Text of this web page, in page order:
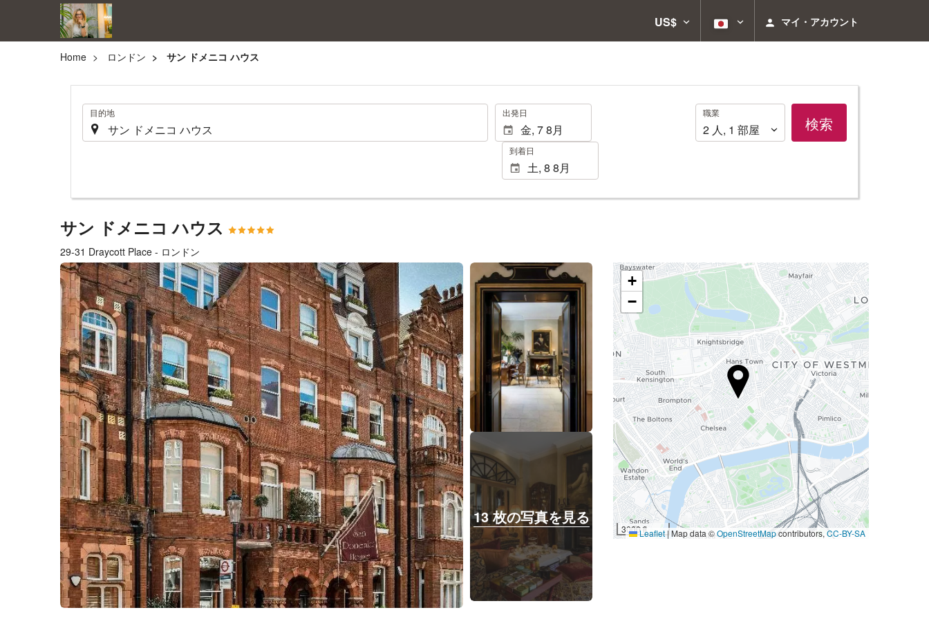
US$ マイ・アカウント
Home ロンドン サン ドメニコ ハウス
. 目的地 . 出発日
到着日
職
業
職業
2 人, 1 部屋 検索
サン ドメニコ ハウス
29-31 Draycott Place - ロンドン
13 枚の写真を見る
13 枚の写真を見る
+
−
3000 ftLeaflet|Map data ©OpenStreetMapcontributors, CC-BY-SA